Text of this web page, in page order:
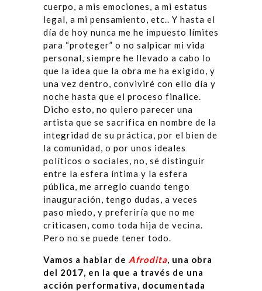
cuerpo, a mis emociones, a mi estatus
legal, a mi pensamiento, etc.. Y hasta el
día de hoy nunca me he impuesto límites
para “proteger” o no salpicar mi vida
personal, siempre he llevado a cabo lo
que la idea que la obra me ha exigido, y
una vez dentro, conviviré con ello día y
noche hasta que el proceso finalice.
Dicho esto, no quiero parecer una
artista que se sacrifica en nombre de la
integridad de su práctica, por el bien de
la comunidad, o por unos ideales
políticos o sociales, no, sé distinguir
entre la esfera íntima y la esfera
pública, me arreglo cuando tengo
inauguración, tengo dudas, a veces
paso miedo, y preferiría que no me
criticasen, como toda hija de vecina.
Pero no se puede tener todo.
Vamos a hablar de Afrodita, una obra
del 2017, en la que a través de una
acción performativa, documentada